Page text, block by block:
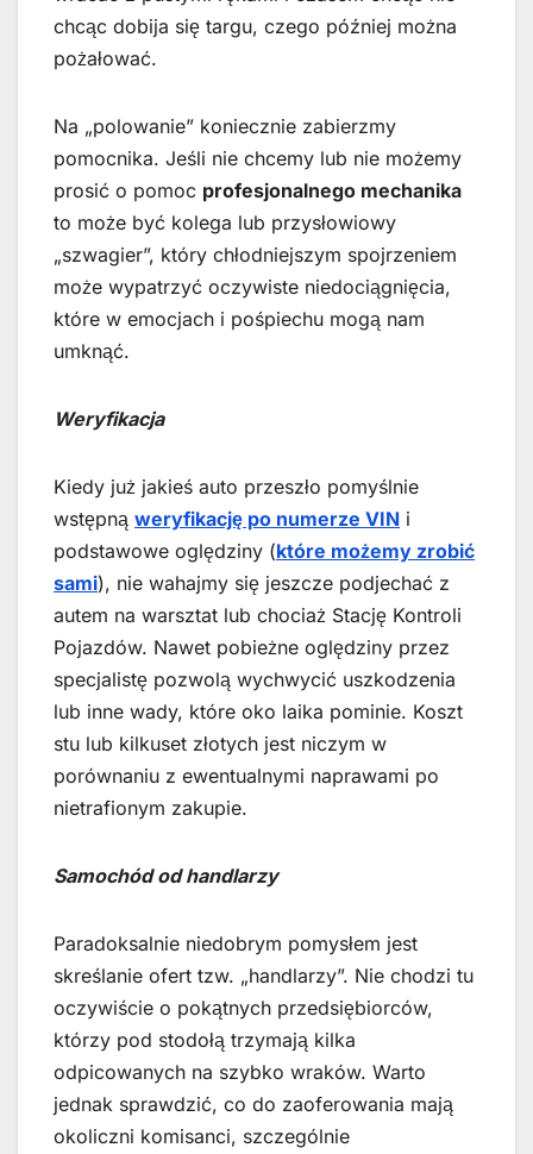
chcąc dobija się targu, czego później można
pożałować.
Na „polowanie” koniecznie zabierzmy
pomocnika. Jeśli nie chcemy lub nie możemy
prosić o pomoc profesjonalnego mechanika
to może być kolega lub przysłowiowy
„szwagier”, który chłodniejszym spojrzeniem
może wypatrzyć oczywiste niedociągnięcia,
które w emocjach i pośpiechu mogą nam
umknąć.
Weryfikacja
Kiedy już jakieś auto przeszło pomyślnie
wstępną weryfikację po numerze VIN i
podstawowe oględziny (które możemy zrobić
sami), nie wahajmy się jeszcze podjechać z
autem na warsztat lub chociaż Stację Kontroli
Pojazdów. Nawet pobieżne oględziny przez
specjalistę pozwolą wychwycić uszkodzenia
lub inne wady, które oko laika pominie. Koszt
stu lub kilkuset złotych jest niczym w
porównaniu z ewentualnymi naprawami po
nietrafionym zakupie.
Samochód od handlarzy
Paradoksalnie niedobrym pomysłem jest
skreślanie ofert tzw. „handlarzy”. Nie chodzi tu
oczywiście o pokątnych przedsiębiorców,
którzy pod stodołą trzymają kilka
odpicowanych na szybko wraków. Warto
jednak sprawdzić, co do zaoferowania mają
okoliczni komisanci, szczególnie